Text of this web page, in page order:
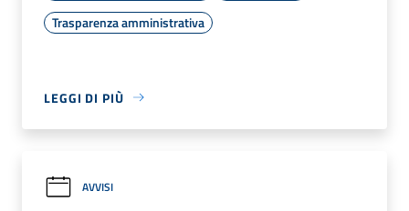
Trasparenza amministrativa
LEGGI DI PIÙ
AVVISI